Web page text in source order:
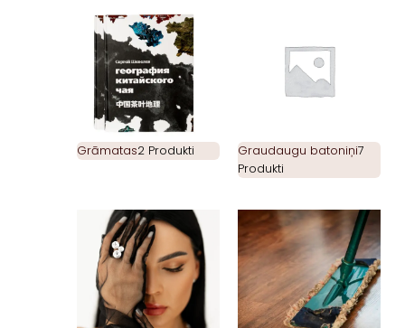
Grāmatas2 Produkti Graudaugu batoniņi7
Produkti